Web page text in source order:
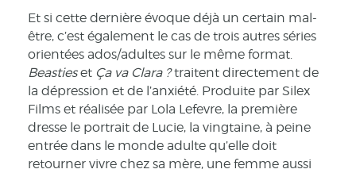
Et si cette dernière évoque déjà un certain mal-
être, c’est également le cas de trois autres séries
orientées ados/adultes sur le même format.
Beastieset Ça va Clara ?traitent directement de
la dépression et de l’anxiété. Produite par Silex
Films et réalisée par Lola Lefevre, la première
dresse le portrait de Lucie, la vingtaine, à peine
entrée dans le monde adulte qu’elle doit
retourner vivre chez sa mère, une femme aussi